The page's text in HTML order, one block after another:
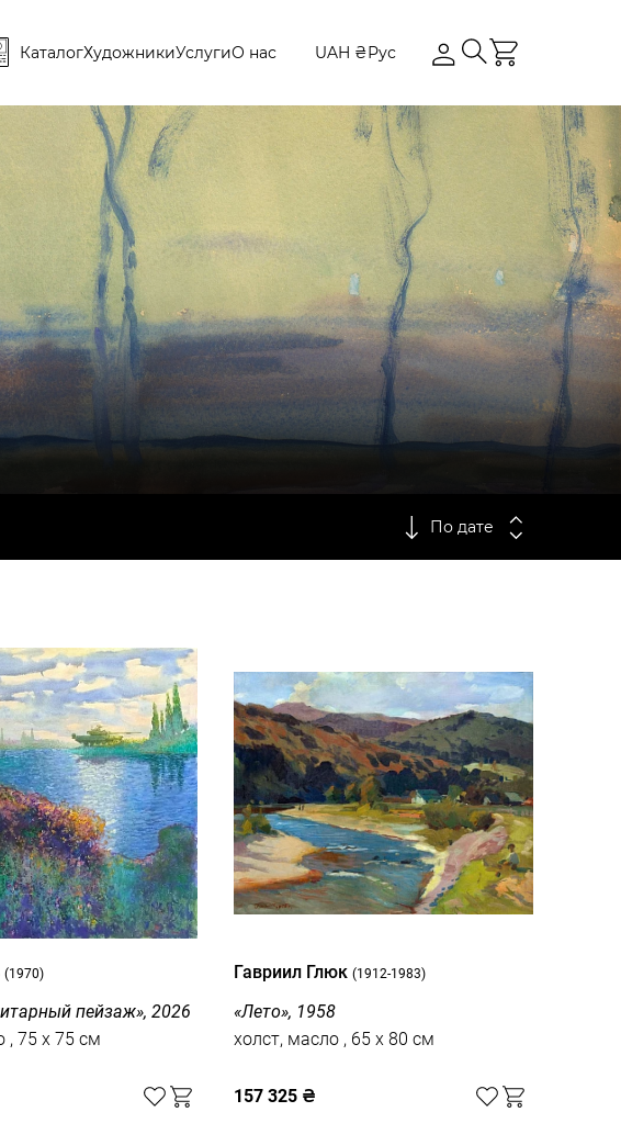
КаталогХудожникиУслугиО нас UAH ₴Рус
По дате
(1970)
пейзаж», 2026
холст, масло , 75 x 75 см
Гавриил Глюк (1912-1983)
«Лето», 1958
холст, масло , 65 x 80 см
157 325 ₴